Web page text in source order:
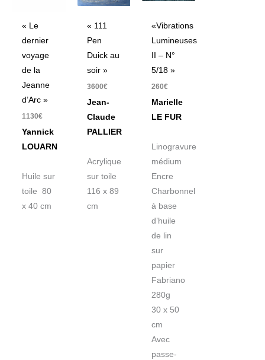
« Le
dernier
voyage
de la
Jeanne
d’Arc »
1130€
Yannick
LOUARN
Huile sur
toile 80
x 40 cm
« 111
Pen
Duick au
soir »
3600€
Jean-
Claude
PALLIER
Acrylique
sur toile
116 x 89
cm
«Vibrations
Lumineuses
II – N°
5/18 »
260€
Marielle
LE FUR
Linogravure
médium
Encre
Charbonnel
à base
d’huile
de lin
sur
papier
Fabriano
280g
30 x 50
cm
Avec
passe-